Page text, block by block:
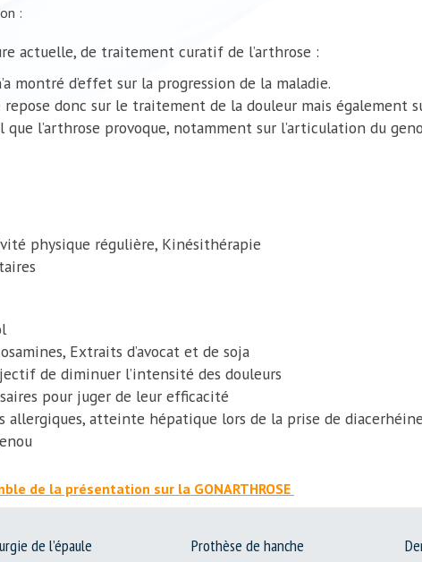
:
actuelle, de traitement curatif de l’arthrose :
montré d’effet sur la progression de la maladie.
donc sur le traitement de la douleur mais également
l’arthrose provoque, notamment sur l’articulation du
physique régulière, Kinésithérapie
Extraits d’avocat et de soja
de diminuer l’intensité des douleurs
pour juger de leur efficacité
atteinte hépatique lors de la prise de
de la présentation sur la GONARTHROSE
de l’épaule
Prothèse de hanche